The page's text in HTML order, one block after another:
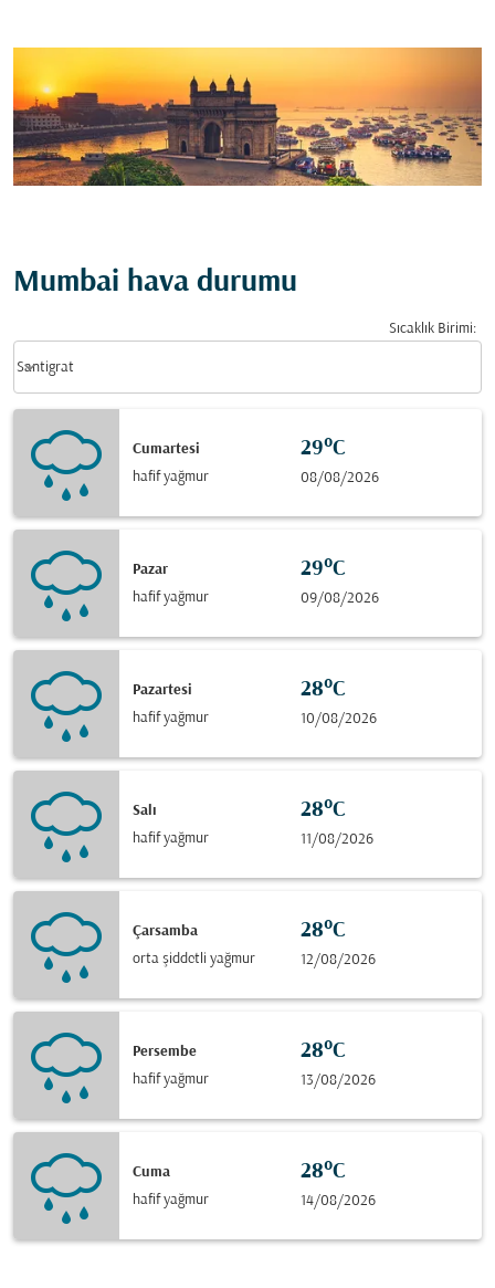
Mumbai hava durumu
Sıcaklık Birimi:
Santigrat
keyboard_arrow_down
Cumartesi
hafif yağmur
29°C
08/08/2026
Pazar
hafif yağmur
29°C
09/08/2026
Pazartesi
hafif yağmur
28°C
10/08/2026
Salı
hafif yağmur
28°C
11/08/2026
Çarsamba
orta şiddetli yağmur
28°C
12/08/2026
Persembe
hafif yağmur
28°C
13/08/2026
Cuma
hafif yağmur
28°C
14/08/2026